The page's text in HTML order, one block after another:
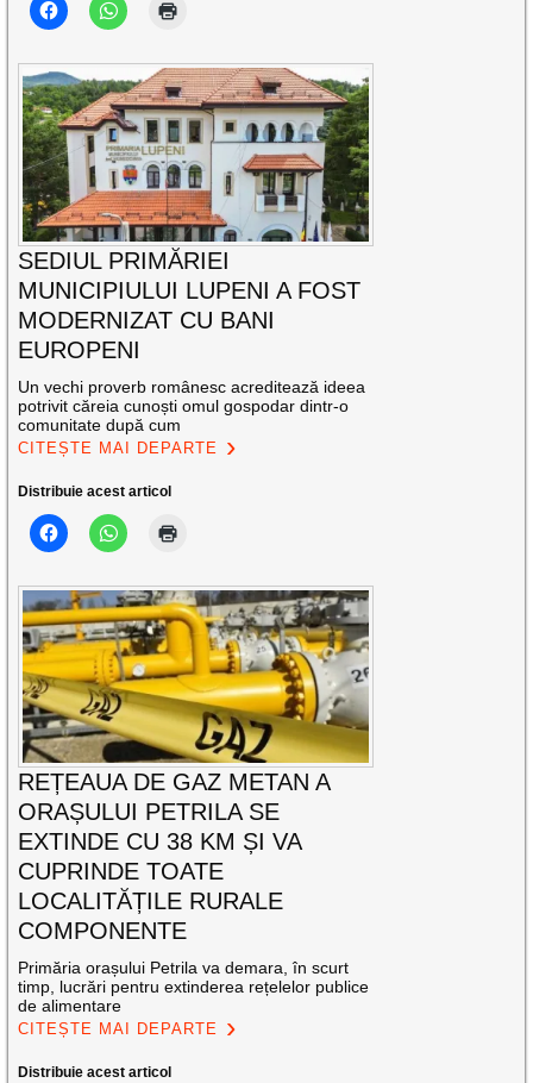
SEDIUL PRIMĂRIEI
MUNICIPIULUI LUPENI A FOST
MODERNIZAT CU BANI
EUROPENI
Un vechi proverb românesc acreditează ideea
potrivit căreia cunoști omul gospodar dintr-o
comunitate după cum
CITEȘTE MAI DEPARTE
Distribuie acest articol
REȚEAUA DE GAZ METAN A
ORAȘULUI PETRILA SE
EXTINDE CU 38 KM ȘI VA
CUPRINDE TOATE
LOCALITĂȚILE RURALE
COMPONENTE
Primăria orașului Petrila va demara, în scurt
timp, lucrări pentru extinderea rețelelor publice
de alimentare
CITEȘTE MAI DEPARTE
Distribuie acest articol